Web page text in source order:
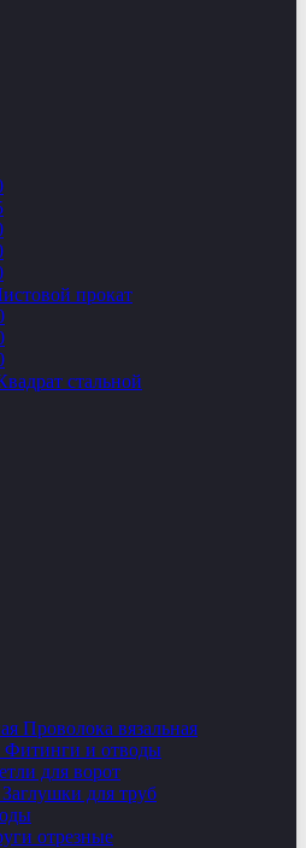
прокат
стальной
Проволока вязальная
Фитинги и отводы
для ворот
Заглушки для труб
отрезные